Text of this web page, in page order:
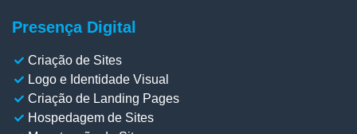
Presença Digital
Criação de Sites
Logo e Identidade Visual
Criação de Landing Pages
Hospedagem de Sites